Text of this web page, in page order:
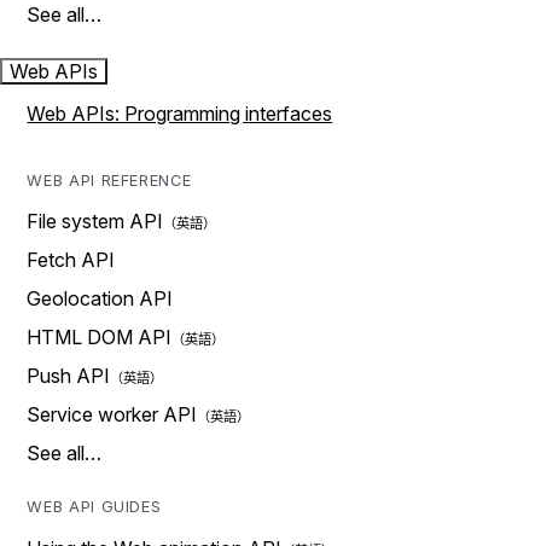
See all…
Web APIs
Web APIs: Programming interfaces
WEB API REFERENCE
File system API
Fetch API
Geolocation API
HTML DOM API
Push API
Service worker API
See all…
WEB API GUIDES